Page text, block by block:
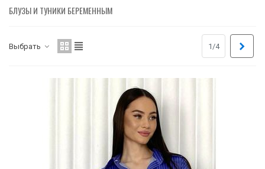
БЛУЗЫ И ТУНИКИ БЕРЕМЕННЫМ
Выбрать 1/4